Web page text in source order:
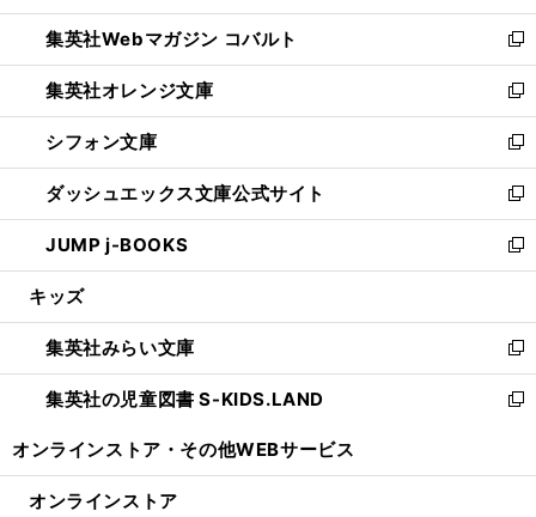
開
く
ウ
で
開
く
ン
ド
ウ
で
開
く
ウ
ィ
ン
ド
ウ
で
開
く
集英社Webマガジン コバルト
新
し
い
ウ
ィ
ン
ド
ウ
で
開
集英社オレンジ文庫
新
し
い
ウ
ィ
ン
ド
ウ
開
く
シフォン文庫
新
し
い
ウ
ィ
ン
ウ
で
開
く
ダッシュエックス文庫公式サイト
新
し
い
ウ
ン
ド
ウ
で
JUMP j-BOOKS
新
し
ウ
ィ
ン
ド
開
キッズ
集英社みらい文庫
新
し
い
ン
集英社の児童図書 S-KIDS.LAND
新
ウ
オンラインストア・ その他WEBサービス
オンラインストア